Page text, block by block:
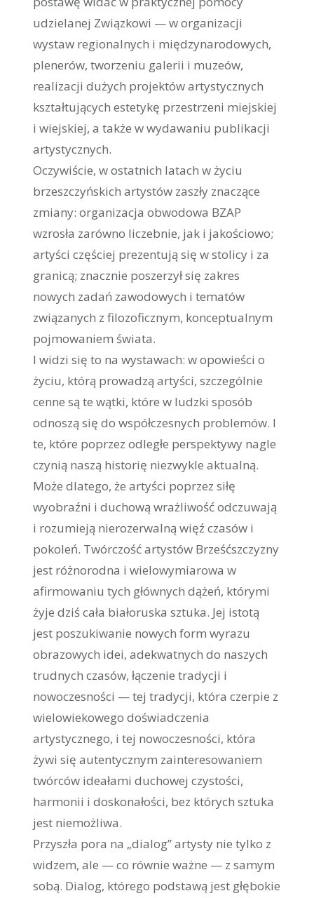
udzielanej Związkowi — w organizacji
wystaw regionalnych i międzynarodowych,
plenerów, tworzeniu galerii i muzeów,
realizacji dużych projektów artystycznych
kształtujących estetykę przestrzeni miejskiej
i wiejskiej, a także w wydawaniu publikacji
artystycznych.
Oczywiście, w ostatnich latach w życiu
brzeszczyńskich artystów zaszły znaczące
zmiany: organizacja obwodowa BZAP
wzrosła zarówno liczebnie, jak i jakościowo;
artyści częściej prezentują się w stolicy i za
granicą; znacznie poszerzył się zakres
nowych zadań zawodowych i tematów
związanych z filozoficznym, konceptualnym
pojmowaniem świata.
I widzi się to na wystawach: w opowieści o
życiu, którą prowadzą artyści, szczególnie
cenne są te wątki, które w ludzki sposób
odnoszą się do współczesnych problemów. I
te, które poprzez odległe perspektywy nagle
czynią naszą historię niezwykle aktualną.
Może dlatego, że artyści poprzez siłę
wyobraźni i duchową wrażliwość odczuwają
i rozumieją nierozerwalną więź czasów i
pokoleń. Twórczość artystów Brześćszczyzny
jest różnorodna i wielowymiarowa w
afirmowaniu tych głównych dążeń, którymi
żyje dziś cała białoruska sztuka. Jej istotą
jest poszukiwanie nowych form wyrazu
obrazowych idei, adekwatnych do naszych
trudnych czasów, łączenie tradycji i
nowoczesności — tej tradycji, która czerpie z
wielowiekowego doświadczenia
artystycznego, i tej nowoczesności, która
żywi się autentycznym zainteresowaniem
twórców ideałami duchowej czystości,
harmonii i doskonałości, bez których sztuka
jest niemożliwa.
Przyszła pora na „dialog” artysty nie tylko z
widzem, ale — co równie ważne — z samym
sobą. Dialog, którego podstawą jest głębokie